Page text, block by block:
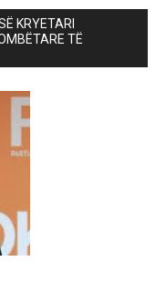
KRYETARI
TË